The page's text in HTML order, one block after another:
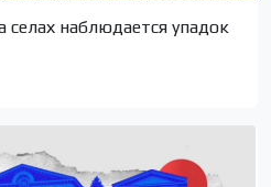
наблюдается упадок